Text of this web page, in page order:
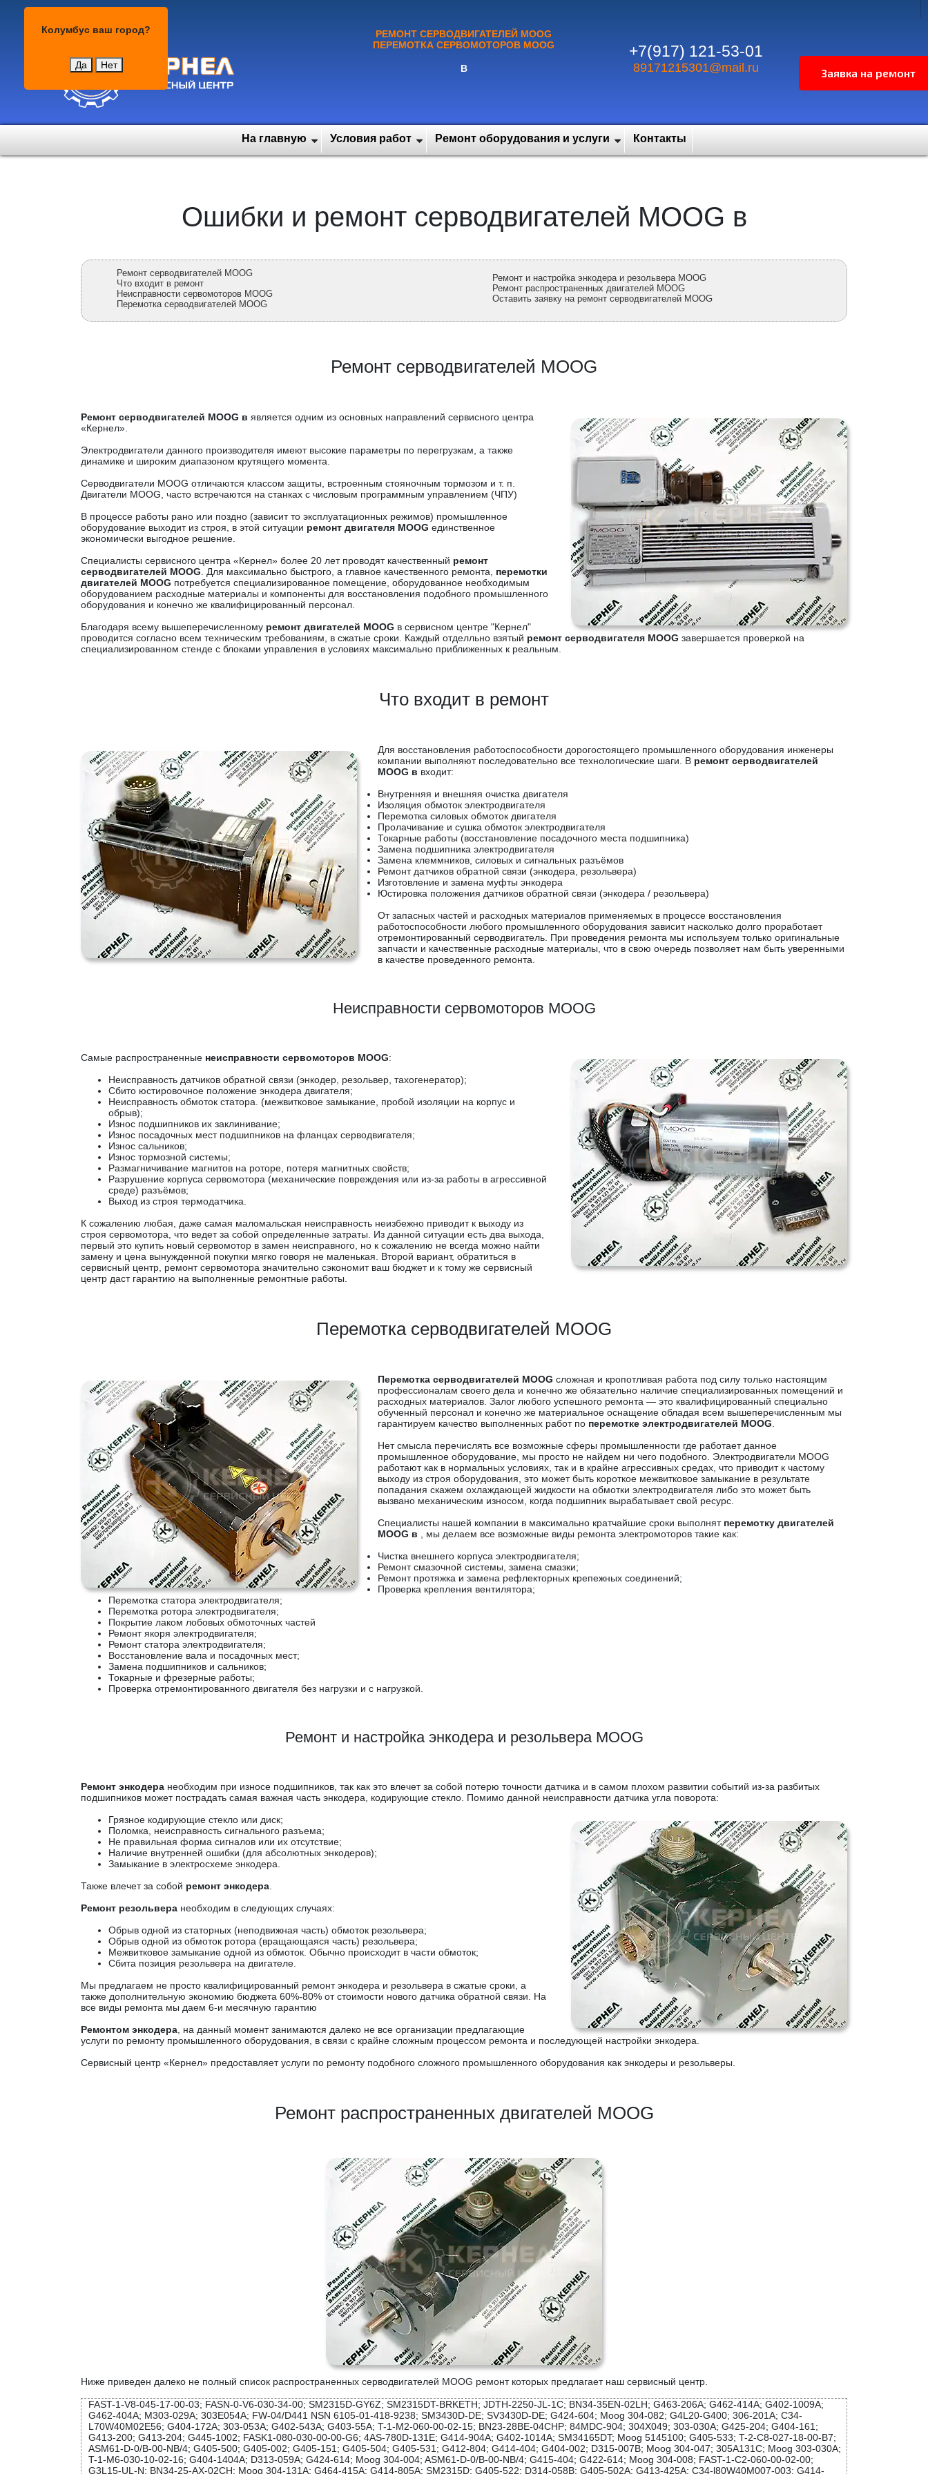
Колумбус ваш город?
Да Нет
РЕМОНТ СЕРВОДВИГАТЕЛЕЙ MOOG
ПЕРЕМОТКА СЕРВОМОТОРОВ MOOG
В
+7(917) 121-53-01
89171215301@mail.ru
На главную Условия работ Ремонт оборудования и услуги Контакты
Ошибки и ремонт серводвигателей MOOG в
Ремонт серводвигателей MOOG
Что входит в ремонт
Неисправности сервомоторов MOOG
Перемотка серводвигателей MOOG
Ремонт и настройка энкодера и резольвера MOOG
Ремонт распространенных двигателей MOOG
Оставить заявку на ремонт серводвигателей MOOG
Ремонт серводвигателей MOOG
Ремонт серводвигателей MOOG в является одним из основных направлений сервисного центра
«Кернел».
Электродвигатели данного производителя имеют высокие параметры по перегрузкам, а также
динамике и широким диапазоном крутящего момента.
Серводвигатели MOOG отличаются классом защиты, встроенным стояночным тормозом и т. п.
Двигатели MOOG, часто встречаются на станках с числовым программным управлением (ЧПУ)
В процессе работы рано или поздно (зависит то эксплуатационных режимов) промышленное
оборудование выходит из строя, в этой ситуации ремонт двигателя MOOG единственное
экономически выгодное решение.
Специалисты сервисного центра «Кернел» более 20 лет проводят качественный ремонт
серводвигателей MOOG . Для максимально быстрого, а главное качественного ремонта, перемотки
двигателей MOOG потребуется специализированное помещение, оборудованное необходимым
оборудованием расходные материалы и компоненты для восстановления подобного промышленного
оборудования и конечно же квалифицированный персонал.
Благодаря всему вышеперечисленному ремонт двигателей MOOG в сервисном центре "Кернел"
проводится согласно всем техническим требованиям, в сжатые сроки. Каждый отделльно взятый ремонт серводвигателя MOOG завершается проверкой на
специализированном стенде с блоками управления в условиях максимально приближенных к реальным.
Что входит в ремонт
Для восстановления работоспособности дорогостоящего промышленного оборудования инженеры
компании выполняют последовательно все технологические шаги. В ремонт серводвигателей
MOOG в входит:
Внутренняя и внешняя очистка двигателя
Изоляция обмоток электродвигателя
Перемотка силовых обмоток двигателя
Пролачивание и сушка обмоток электродвигателя
Токарные работы (восстановление посадочного места подшипника)
Замена подшипника электродвигателя
Замена клеммников, силовых и сигнальных разъёмов
Ремонт датчиков обратной связи (энкодера, резольвера)
Изготовление и замена муфты энкодера
Юстировка положения датчиков обратной связи (энкодера / резольвера)
От запасных частей и расходных материалов применяемых в процессе восстановления
работоспособности любого промышленного оборудования зависит насколько долго проработает
отремонтированный серводвигатель. При проведения ремонта мы используем только оригинальные
запчасти и качественные расходные материалы, что в свою очередь позволяет нам быть уверенными
в качестве проведенного ремонта.
Неисправности сервомоторов MOOG
Самые распространенные неисправности сервомоторов MOOG:
Неисправность датчиков обратной связи (энкодер, резольвер, тахогенератор);
Сбито юстировочное положение энкодера двигателя;
Неисправность обмоток статора. (межвитковое замыкание, пробой изоляции на корпус и
обрыв);
Износ подшипников их заклинивание;
Износ посадочных мест подшипников на фланцах серводвигателя;
Износ сальников;
Износ тормозной системы;
Размагничивание магнитов на роторе, потеря магнитных свойств;
Разрушение корпуса сервомотора (механические повреждения или из-за работы в агрессивной
среде) разъёмов;
Выход из строя термодатчика.
К сожалению любая, даже самая маломальская неисправность неизбежно приводит к выходу из
строя сервомотора, что ведет за собой определенные затраты. Из данной ситуации есть два выхода,
первый это купить новый сервомотор в замен неисправного, но к сожалению не всегда можно найти
замену и цена вынужденной покупки мягко говоря не маленькая. Второй вариант, обратиться в
сервисный центр, ремонт сервомотора значительно сэкономит ваш бюджет и к тому же сервисный
центр даст гарантию на выполненные ремонтные работы.
Перемотка серводвигателей MOOG
Перемотка серводвигателей MOOG сложная и кропотливая работа под силу только настоящим
профессионалам своего дела и конечно же обязательно наличие специализированных помещений и
расходных материалов. Залог любого успешного ремонта — это квалифицированный специально
обученный персонал и конечно же материальное оснащение обладая всем вышеперечисленным мы
гарантируем качество выполненных работ по перемотке электродвигателей MOOG
Нет смысла перечислять все возможные сферы промышленности где работает данное
промышленное оборудование, мы просто не найдем ни чего подобного. Электродвигатели MOOG
работают как в нормальных условиях, так и в крайне агрессивных средах, что приводит к частому
выходу из строя оборудования, это может быть короткое межвитковое замыкание в результате
попадания скажем охлаждающей жидкости на обмотки электродвигателя либо это может быть
вызвано механическим износом, когда подшипник вырабатывает свой ресурс.
Специалисты нашей компании в максимально кратчайшие сроки выполнят перемотку двигателей
MOOG в
, мы делаем все возможные виды ремонта электромоторов такие как:
Чистка внешнего корпуса электродвигателя;
Ремонт смазочной системы, замена смазки;
Ремонт протяжка и замена рефлекторных крепежных соединений;
Проверка крепления вентилятора;
Перемотка статора электродвигателя;
Перемотка ротора электродвигателя;
Покрытие лаком лобовых обмоточных частей
Ремонт якоря электродвигателя;
Ремонт статора электродвигателя;
Восстановление вала и посадочных мест;
Замена подшипников и сальников;
Токарные и фрезерные работы;
Проверка отремонтированного двигателя без нагрузки и с нагрузкой.
Ремонт и настройка энкодера и резольвера MOOG
Ремонт энкодера необходим при износе подшипников, так как это влечет за собой потерю точности датчика и в самом плохом развитии событий из-за разбитых
подшипников может пострадать самая важная часть энкодера, кодирующие стекло. Помимо данной неисправности датчика угла поворота:
Грязное кодирующие стекло или диск;
Поломка, неисправность сигнального разъема;
Не правильная форма сигналов или их отсутствие;
Наличие внутренней ошибки (для абсолютных энкодеров);
Замыкание в электросхеме энкодера.
Также влечет за собой ремонт энкодера
Ремонт резольвера необходим в следующих случаях:
Обрыв одной из статорных (неподвижная часть) обмоток резольвера;
Обрыв одной из обмоток ротора (вращающаяся часть) резольвера;
Межвитковое замыкание одной из обмоток. Обычно происходит в части обмоток;
Сбита позиция резольвера на двигателе.
Мы предлагаем не просто квалифицированный ремонт энкодера и резольвера в сжатые сроки, а
также дополнительную экономию бюджета 60%-80% от стоимости нового датчика обратной связи. На
все виды ремонта мы даем 6-и месячную гарантию
Ремонтом энкодера , на данный момент занимаются далеко не все организации предлагающие
услуги по ремонту промышленного оборудования, в связи с крайне сложным процессом ремонта и последующей настройки энкодера.
Сервисный центр «Кернел» предоставляет услуги по ремонту подобного сложного промышленного оборудования как энкодеры и резольверы.
Ремонт распространенных двигателей MOOG
Ниже приведен далеко не полный список распространенных серводвигателей MOOG ремонт которых предлагает наш сервисный центр.
FAST-1-V8-045-17-00-03; FASN-0-V6-030-34-00; SM2315D-GY6Z; SM2315DT-BRKETH; JDTH-2250-JL-1C; BN34-35EN-02LH; G463-206A; G462-414A; G402-1009A;
G462-404A; M303-029A; 303E054A; FW-04/D441 NSN 6105-01-418-9238; SM3430D-DE; SV3430D-DE; G424-604; Moog 304-082; G4L20-G400; 306-201A; C34-
L70W40M02E56; G404-172A; 303-053A; G402-543A; G403-55A; T-1-M2-060-00-02-15; BN23-28BE-04CHP; 84MDC-904; 304X049; 303-030A; G425-204; G404-161;
G413-200; G413-204; G445-1002; FASK1-080-030-00-00-G6; 4AS-780D-131E; G414-904A; G402-1014A; SM34165DT; Moog 5145100; G405-533; T-2-C8-027-18-00-B7;
ASM61-D-0/B-00-NB/4; G405-500; G405-002; G405-151; G405-504; G405-531; G412-804; G414-404; G404-002; D315-007B; Moog 304-047; 305A131C; Moog 303-030A;
T-1-M6-030-10-02-16; G404-1404A; D313-059A; G424-614; Moog 304-004; ASM61-D-0/B-00-NB/4; G415-404; G422-614; Moog 304-008; FAST-1-C2-060-00-02-00;
G3L15-UL-N; BN34-25-AX-02CH; Moog 304-131A; G464-415A; G414-805A; SM2315D; G405-522; D314-058B; G405-502A; G413-425A; C34-l80W40M007-003; G414-